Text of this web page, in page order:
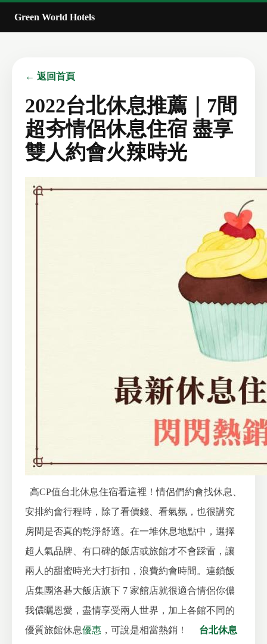
Green World Hotels
← 返回首頁
2022台北休息推薦｜7間
超夯情侶休息住宿 盡享
雙人約會火辣時光
高CP值台北休息住宿看這裡！情侶們約會找休息、
安排約會行程時，除了看價錢、看氣氛，也很講究
房間是否真的乾淨舒適。在一堆休息地點中，選擇
超人氣品牌、有口碑的飯店或旅館才不會踩雷，讓
兩人的甜蜜時光大打折扣，浪費約會時間。連鎖飯
店集團洛碁大飯店旗下 7 家館店就很適合情侶你儂
我儂曬恩愛，盡情享受兩人世界，加上各館不同的
優質旅館休息優惠 ，可說是相當熱銷！
台北休息